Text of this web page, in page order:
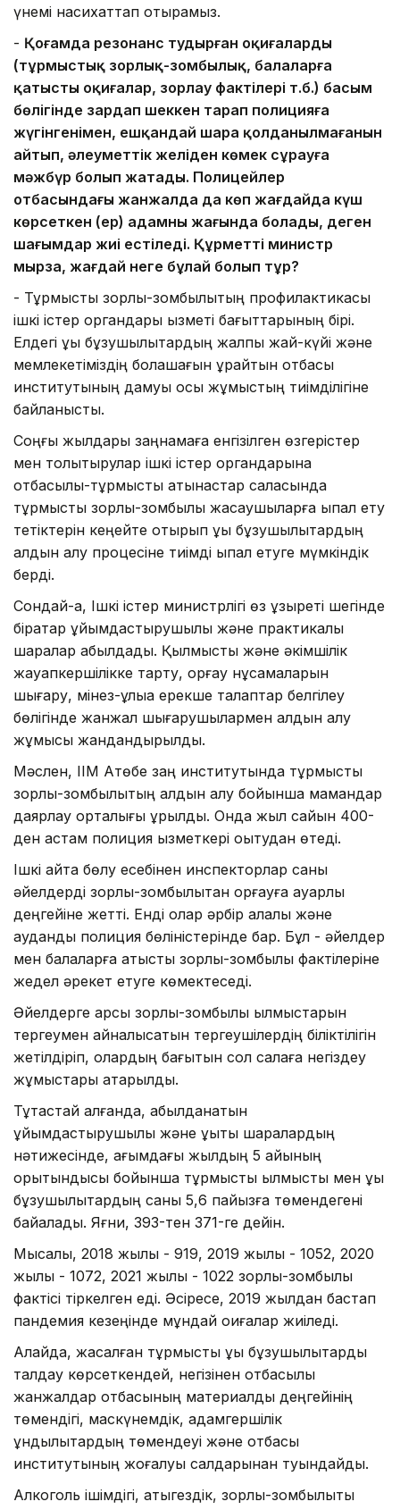
үнемі насихаттап отырамыз.
- Қоғамда резонанс тудырған оқиғалардың
(тұрмыстық зорлық-зомбылық, балаларға
қатысты оқиғалар, зорлау фактілері т.б.) басым
бөлігінде зардап шеккен тарап полицияға
жүгінгенімен, ешқандай шара қолданылмағанын
айтып, әлеуметтік желіден көмек сұрауға
мәжбүр болып жатады. Полицейлер
отбасындағы жанжалда да көп жағдайда күш
көрсеткен (ер) адамның жағында болады, деген
шағымдар жиі естіледі. Құрметті министр
мырза, жағдай неге бұлай болып тұр?
- Тұрмыстық зорлық-зомбылықтың профилактикасы
ішкі істер органдары қызметі бағыттарының бірі.
Елдегі құқық бұзушылықтардың жалпы жай-күйі және
мемлекетіміздің болашағын құрайтын отбасы
институтының дамуы осы жұмыстың тиімділігіне
байланысты.
Соңғы жылдары заңнамаға енгізілген өзгерістер
мен толықтырулар ішкі істер органдарына
отбасылық-тұрмыстық қатынастар саласында
тұрмыстық зорлық-зомбылық жасаушыларға ықпал ету
тетіктерін кеңейте отырып құқық бұзушылықтардың
алдын алу процесіне тиімді ықпал етуге мүмкіндік
берді.
Сондай-ақ, Ішкі істер министрлігі өз құзыреті шегінде
бірқатар ұйымдастырушылық және практикалық
шаралар қабылдады. Қылмыстық және әкімшілік
жауапкершілікке тарту, қорғау нұсқамаларын
шығару, мінез-құлыққа ерекше талаптар белгілеу
бөлігінде жанжал шығарушылармен алдын алу
жұмысы жандандырылды.
Мәслен, ІІМ Ақтөбе заң институтында тұрмыстық
зорлық-зомбылықтың алдын алу бойынша мамандар
даярлау орталығы құрылды. Онда жыл сайын 400-
ден астам полиция қызметкері оқытудан өтеді.
Ішкі қайта бөлу есебінен инспекторлар саны
әйелдерді зорлық-зомбылықтан қорғауға қауқарлы
деңгейіне жетті. Енді олар әрбір қалалық және
аудандық полиция бөліністерінде бар. Бұл - әйелдер
мен балаларға қатысты зорлық-зомбылық фактілеріне
жедел әрекет етуге көмектеседі.
Әйелдерге қарсы зорлық-зомбылық қылмыстарын
тергеумен айналысатын тергеушілердің біліктілігін
жетілдіріп, олардың бағытын сол салаға негіздеу
жұмыстары атқарылды.
Тұтастай алғанда, қабылданатын
ұйымдастырушылық және құқықтық шаралардың
нәтижесінде, ағымдағы жылдың 5 айының
қорытындысы бойынша тұрмыстық қылмыстық мен құқық
бұзушылықтардың саны 5,6 пайызға төмендегені
байқалады. Яғни, 393-тен 371-ге дейін.
Мысалы, 2018 жылы - 919, 2019 жылы - 1052, 2020
жылы - 1072, 2021 жылы - 1022 зорлық-зомбылық
фактісі тіркелген еді. Әсіресе, 2019 жылдан бастап
пандемия кезеңінде мұндай оқиғалар жиіледі.
Алайда, жасалған тұрмыстық құқық бұзушылықтарды
талдау көрсеткендей, негізінен отбасылық
жанжалдар отбасының материалдық деңгейінің
төмендігі, маскүнемдік, адамгершілік
құндылықтардың төмендеуі және отбасы
институтының жоғалуы салдарынан туындайды.
Алкоголь ішімдігі, қатыгездік, зорлық-зомбылықты